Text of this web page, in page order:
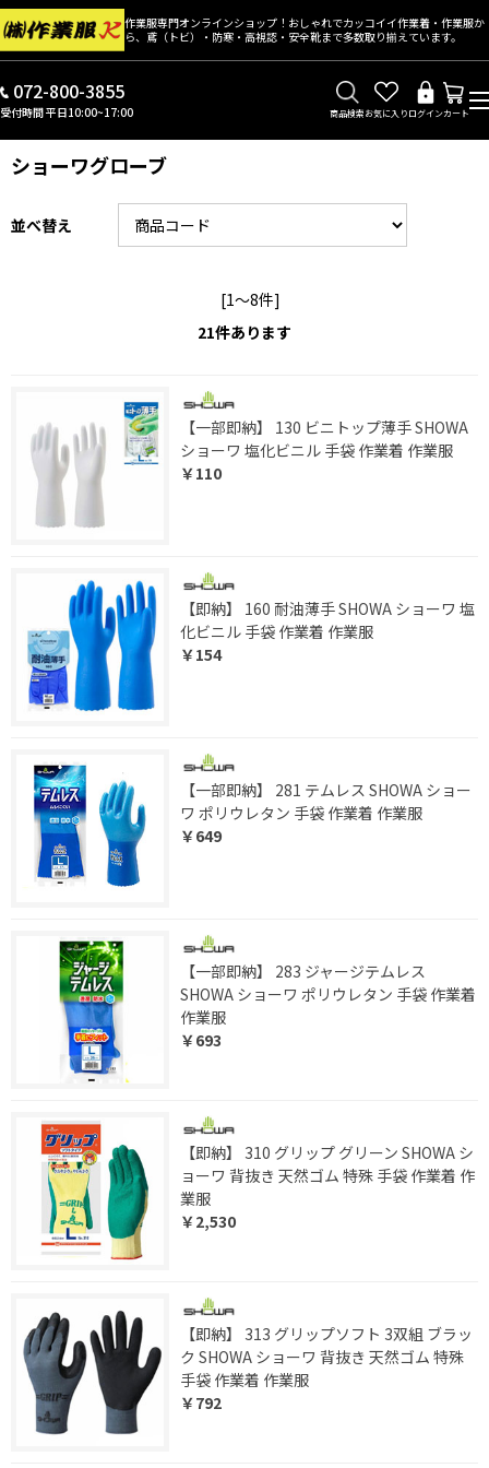
作業服専門オンラインショップ！おしゃれでカッコイイ作業着・作業服か
ら、鳶（トビ）・防寒・高視認・安全靴まで多数取り揃えています。
072-800-3855
受付時間 平日10:00~17:00 商品検索お気に入りログインカート
ショーワグローブ
並べ替え
[1～8件]
21件あります
【一部即納】 130 ビニトップ薄手 SHOWA
ショーワ 塩化ビニル 手袋 作業着 作業服
￥110
【即納】 160 耐油薄手 SHOWA ショーワ 塩
化ビニル 手袋 作業着 作業服
￥154
【一部即納】 281 テムレス SHOWA ショー
ワ ポリウレタン 手袋 作業着 作業服
￥649
【一部即納】 283 ジャージテムレス
SHOWA ショーワ ポリウレタン 手袋 作業着
作業服
￥693
【即納】 310 グリップ グリーン SHOWA シ
ョーワ 背抜き 天然ゴム 特殊 手袋 作業着 作
業服
￥2,530
【即納】 313 グリップソフト 3双組 ブラッ
ク SHOWA ショーワ 背抜き 天然ゴム 特殊
手袋 作業着 作業服
￥792